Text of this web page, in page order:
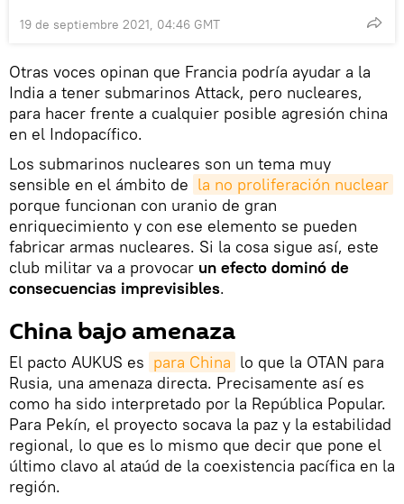
19 de septiembre 2021, 04:46 GMT
Otras voces opinan que Francia podría ayudar a la
India a tener submarinos Attack, pero nucleares,
para hacer frente a cualquier posible agresión china
en el Indopacífico.
Los submarinos nucleares son un tema muy
sensible en el ámbito de la no proliferación nuclear
porque funcionan con uranio de gran
enriquecimiento y con ese elemento se pueden
fabricar armas nucleares. Si la cosa sigue así, este
club militar va a provocar un efecto dominó de
consecuencias imprevisibles.
China bajo amenaza
El pacto AUKUS es para China lo que la OTAN para
Rusia, una amenaza directa. Precisamente así es
como ha sido interpretado por la República Popular.
Para Pekín, el proyecto socava la paz y la estabilidad
regional, lo que es lo mismo que decir que pone el
último clavo al ataúd de la coexistencia pacífica en la
región.